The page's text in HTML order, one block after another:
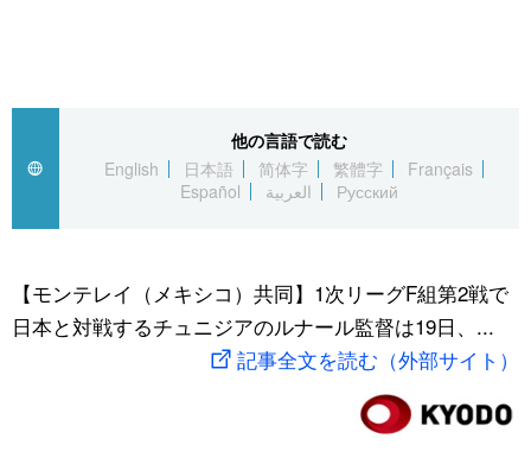
Русский
経済・ビジネス
国際
文化
トップ
アーカイブ
In-depth
Japan Data
動画/Live
スポーツ・東京2020
他の言語で読む
English
日本語 简体字 繁體字
Français
Español
العربية Русский
【モンテレイ（メキシコ）共同】1次リーグF組第2戦で
日本と対戦するチュニジアのルナール監督は19日、...
記事全文を読む（外部サイト）